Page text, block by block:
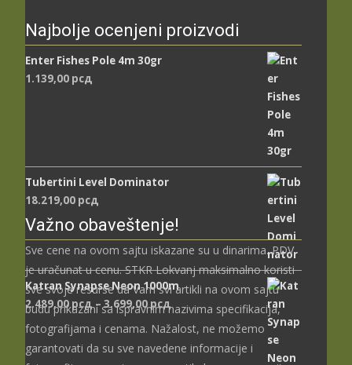
Najbolje ocenjeni proizvodi
Enter Fishes Pole 4m 30gr
1.139,00 рсд
Tubertini Level Dominator
18.219,00 рсд
Katran Synapse Neon 1000m
2.489,00рсд – 3.699,00рсд Распон
цена:
Važno obaveštenje!
Sve cene na ovom sajtu iskazane su u dinarima. PDV
je uračunat u cenu. STKR Lokvanj maksimalno koristi
sve svoje resurse da Vam svi artikli na ovom sajtu
budu prikazani sa ispravnim nazivima specifikacija,
fotografijama i cenama. Nažalost, ne možemo
garantovati da su sve navedene informacije i